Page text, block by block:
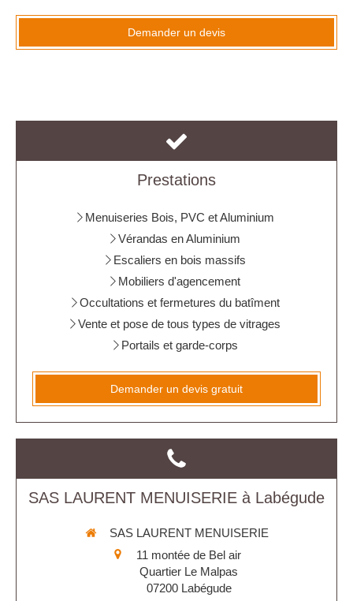
Demander un devis
Prestations
Menuiseries Bois, PVC et Aluminium
Vérandas en Aluminium
Escaliers en bois massifs
Mobiliers d'agencement
Occultations et fermetures du batîment
Vente et pose de tous types de vitrages
Portails et garde-corps
Demander un devis gratuit
SAS LAURENT MENUISERIE à Labégude
SAS LAURENT MENUISERIE
11 montée de Bel air
Quartier Le Malpas
07200 Labégude